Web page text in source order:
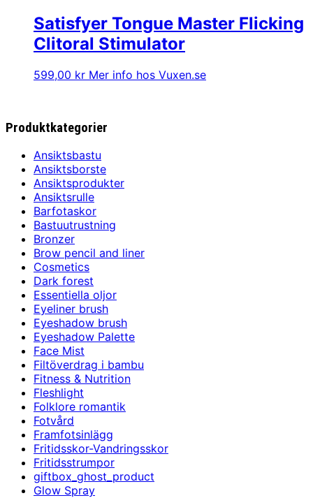
795,00 kr.556,50 kr.
Satisfyer Tongue Master Flicking
Clitoral Stimulator
599,00 kr Mer info hos Vuxen.se
Produktkategorier
Ansiktsbastu
Ansiktsborste
Ansiktsprodukter
Ansiktsrulle
Barfotaskor
Bastuutrustning
Bronzer
Brow pencil and liner
Cosmetics
Dark forest
Essentiella oljor
Eyeliner brush
Eyeshadow brush
Eyeshadow Palette
Face Mist
Filtöverdrag i bambu
Fitness & Nutrition
Fleshlight
Folklore romantik
Fotvård
Framfotsinlägg
Fritidsskor-Vandringsskor
Fritidsstrumpor
giftbox_ghost_product
Glow Spray